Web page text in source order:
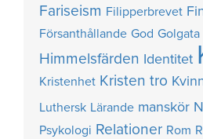
Fariseism Filipperbrevet
Försanthållande God Golgata
Himmelsfärden Identitet
Kristenhet Kristen tro
Luthersk Lärande manskör
Psykologi Relationer Rom